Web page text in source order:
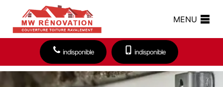
MENU
indisponible indisponible